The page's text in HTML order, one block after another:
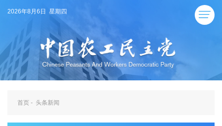
2026年8月6日 星期四
首页 - 头条新闻